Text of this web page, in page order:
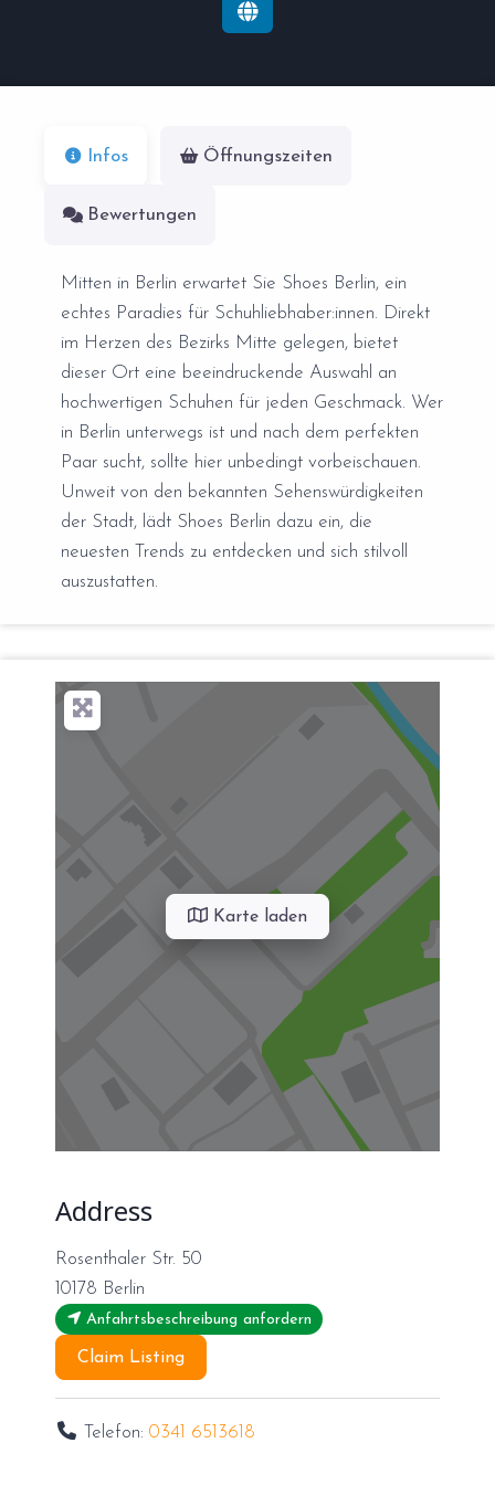
Infos Öffnungszeiten
Bewertungen
Mitten in Berlin erwartet Sie Shoes Berlin, ein
echtes Paradies für Schuhliebhaber:innen. Direkt
im Herzen des Bezirks Mitte gelegen, bietet
dieser Ort eine beeindruckende Auswahl an
hochwertigen Schuhen für jeden Geschmack. Wer
in Berlin unterwegs ist und nach dem perfekten
Paar sucht, sollte hier unbedingt vorbeischauen.
Unweit von den bekannten Sehenswürdigkeiten
der Stadt, lädt Shoes Berlin dazu ein, die
neuesten Trends zu entdecken und sich stilvoll
auszustatten.
Karte laden
Address
Rosenthaler Str. 50
10178 Berlin
Anfahrtsbeschreibung anfordern
Claim Listing
Telefon:0341 6513618